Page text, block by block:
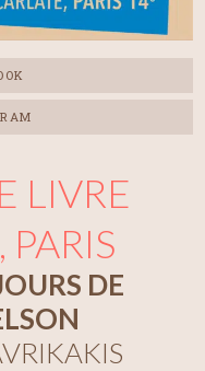
LIVRE
PARIS
DE